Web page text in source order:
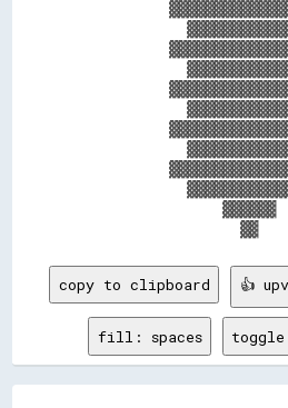
copy to clipboard 👍
fill: spaces toggle